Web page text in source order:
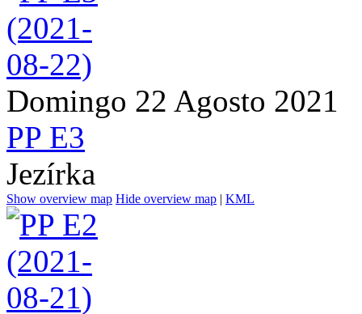
Domingo 22 Agosto 2021
PP E3
Jezírka
Show overview map Hide overview map | KML